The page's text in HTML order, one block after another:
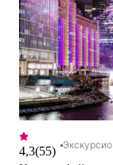
4,3(55)